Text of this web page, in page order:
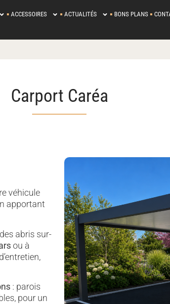
ACCESSOIRES ACTUALITÉS BONS PLANS
Carport Caréa
véhicule
apportant
abris sur-
ou à
: parois
pour un